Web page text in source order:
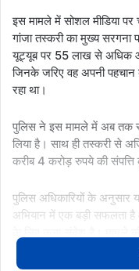
इस मामले में सोशल मीडिया पर
गांजा तस्करी का मुख्य सरगना
यूट्यूब पर 55 लाख से अधिक
जिनके जरिए वह अपनी पहचान
रहा था।
पुलिस ने इस मामले में अब तक
लिया है। साथ ही तस्करी से
करीब 4 करोड़ रुपये की संपत्ति
पुलिस अधिकारियों के अनुसार
अभियान में एक बड़ी सफलता